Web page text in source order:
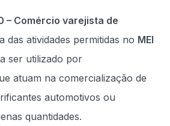
– Comércio varejista de
das atividades permitidas no MEI
ser utilizado por
atuam na comercialização de
automotivos ou
quantidades.